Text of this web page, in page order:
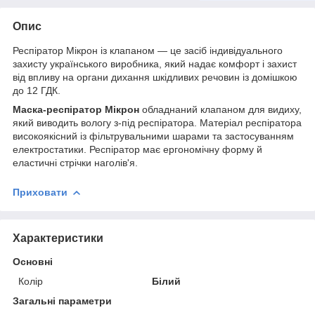
Опис
Респіратор Мікрон із клапаном — це засіб індивідуального
захисту українського виробника, який надає комфорт і захист
від впливу на органи дихання шкідливих речовин із домішкою
до 12 ГДК.
Маска-респіратор Мікрон обладнаний клапаном для видиху,
який виводить вологу з-під респіратора. Матеріал респіратора
високоякісний із фільтрувальними шарами та застосуванням
електростатики. Респіратор має ергономічну форму й
еластичні стрічки наголів'я.
Приховати
Характеристики
Основні
Колір
Білий
Загальні параметри